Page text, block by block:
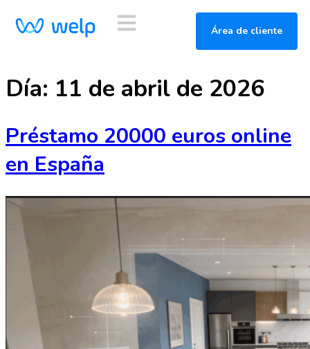
Área de cliente
Día: 11 de abril de 2026
Préstamo 20000 euros online
en España